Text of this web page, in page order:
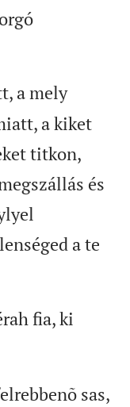
a mely
a kiket
titkon,
és
a te
fia, ki
sas,